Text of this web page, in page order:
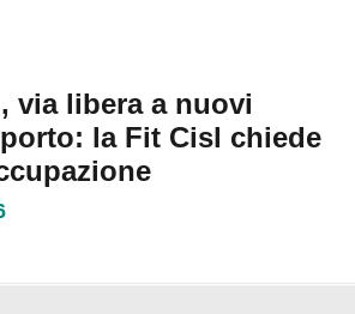
via libera a nuovi
la Fit Cisl chiede